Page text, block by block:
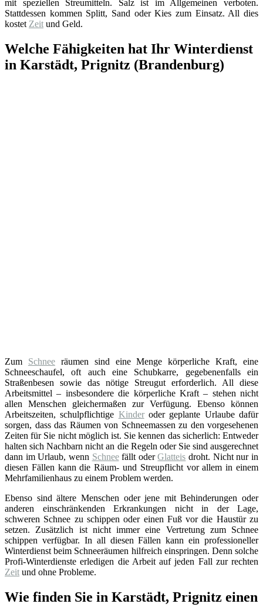
mit speziellen Streumitteln. Salz ist im Allgemeinen verboten.
Stattdessen kommen Splitt, Sand oder Kies zum Einsatz. All dies
kostet Zeit und Geld.
Welche Fähigkeiten hat Ihr Winterdienst
in Karstädt, Prignitz (Brandenburg)
Zum Schneeräumen sind eine Menge körperliche Kraft, eine
Schneeschaufel, oft auch eine Schubkarre, gegebenenfalls ein
Straßenbesen sowie das nötige Streugut erforderlich. All diese
Arbeitsmittel – insbesondere die körperliche Kraft – stehen nicht
allen Menschen gleichermaßen zur Verfügung. Ebenso können
Arbeitszeiten, schulpflichtige Kinderoder geplante Urlaube dafür
sorgen, dass das Räumen von Schneemassen zu den vorgesehenen
Zeiten für Sie nicht möglich ist. Sie kennen das sicherlich: Entweder
halten sich Nachbarn nicht an die Regeln oder Sie sind ausgerechnet
dann im Urlaub, wenn Schneefällt oderGlatteis droht. Nicht nur in
diesen Fällen kann die Räum- und Streupflicht vor allem in einem
Mehrfamilienhaus zu einem Problem werden.
Ebenso sind ältere Menschen oder jene mit Behinderungen oder
anderen einschränkenden Erkrankungen nicht in der Lage,
schweren Schnee zu schippen oder einen Fuß vor die Haustür zu
setzen. Zusätzlich ist nicht immer eine Vertretung zum Schnee
schippen verfügbar. In all diesen Fällen kann ein professioneller
Winterdienst beim Schneeräumen hilfreich einspringen. Denn solche
Profi-Winterdienste erledigen die Arbeit auf jeden Fall zur rechten
Zeit und ohne Probleme.
Wie finden Sie in Karstädt, Prignitz einen